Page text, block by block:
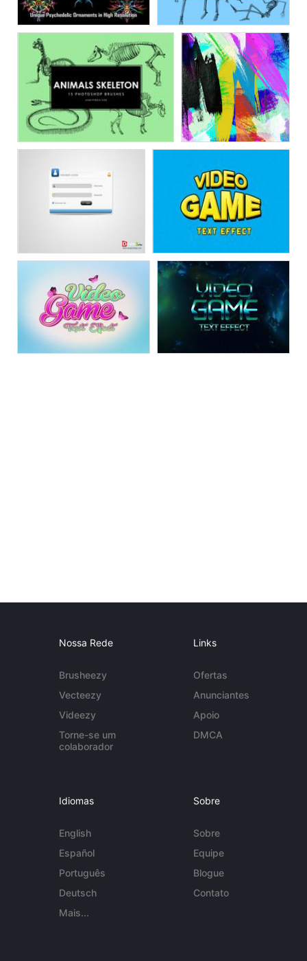
Nossa Rede
Brusheezy
Vecteezy
Videezy
Torne-se um
colaborador
Links
Ofertas
Anunciantes
Apoio
DMCA
Idiomas
English
Español
Português
Deutsch
Mais...
Sobre
Sobre
Equipe
Blogue
Contato